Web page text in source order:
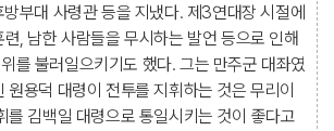
부대 사령관 등을 지냈다. 제3연대장 시절에
, 남한 사람들을 무시하는 발언 등으로 인해
를 불러일으키기도 했다. 그는 만주군 대좌였
원용덕 대령이 전투를 지휘하는 것은 무리이
를 김백일 대령으로 통일시키는 것이 좋다고